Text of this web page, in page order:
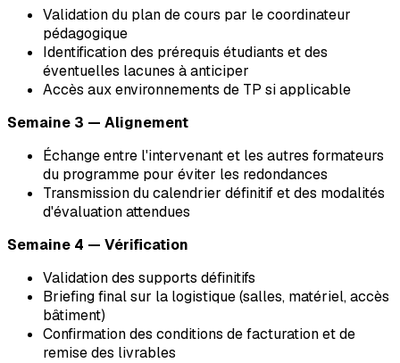
Validation du plan de cours par le coordinateur
pédagogique
Identification des prérequis étudiants et des
éventuelles lacunes à anticiper
Accès aux environnements de TP si applicable
Semaine 3 — Alignement
Échange entre l'intervenant et les autres formateurs
du programme pour éviter les redondances
Transmission du calendrier définitif et des modalités
d'évaluation attendues
Semaine 4 — Vérification
Validation des supports définitifs
Briefing final sur la logistique (salles, matériel, accès
bâtiment)
Confirmation des conditions de facturation et de
remise des livrables